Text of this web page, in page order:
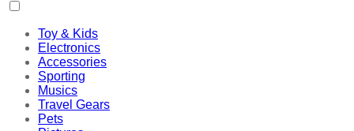
Toy & Kids
Electronics
Accessories
Sporting
Musics
Travel Gears
Pets